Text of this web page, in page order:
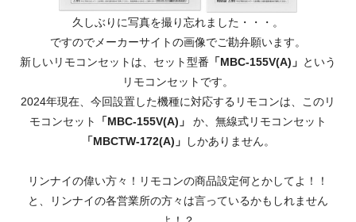
久しぶりに写真を撮り忘れました・・・。
ですのでメーカーサイトの画像でご勘弁願います。
新しいリモコンセットは、セット型番 「MBC-155V(A)」 という
リモコンセットです。
2024年現在、今回設置した機種に対応するリモコンは、このリ
モコンセット
「MBC-155V(A)」
か、無線式リモコンセット
「MBCTW-172(A)」
しかありません。
リンナイの偉い方々！リモコンの商品設定何とかしてよ！！
と、リンナイの各営業所の方々は言っているかもしれません